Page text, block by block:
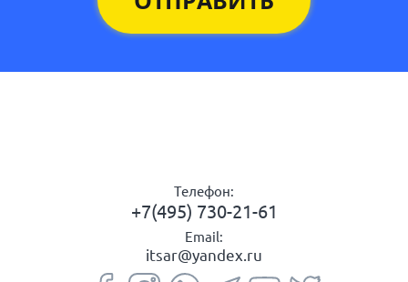
Телефон:
+7(495) 730-21-61
Email:
itsar@yandex.ru